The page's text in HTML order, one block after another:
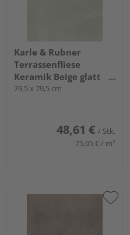
Karle & Rubner
Terrassenfliese
Keramik Beige glatt
TERRACON® Crossing -
79,5 x 79,5 cm
48,61 € / Stk.
75,95 € / m²